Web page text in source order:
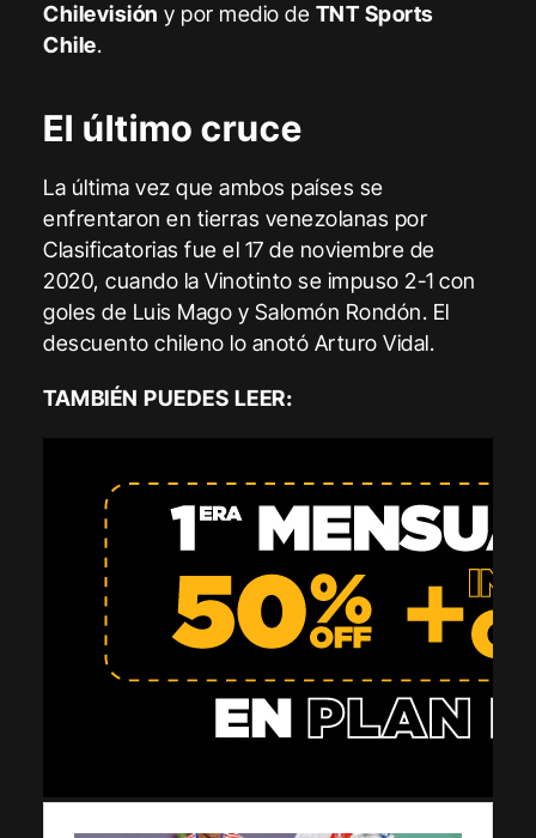
Chilevisión y por medio de TNT Sports
Chile.
El último cruce
La última vez que ambos países se
enfrentaron en tierras venezolanas por
Clasificatorias fue el 17 de noviembre de
2020, cuando la Vinotinto se impuso 2-1 con
goles de Luis Mago y Salomón Rondón. El
descuento chileno lo anotó Arturo Vidal.
TAMBIÉN PUEDES LEER: